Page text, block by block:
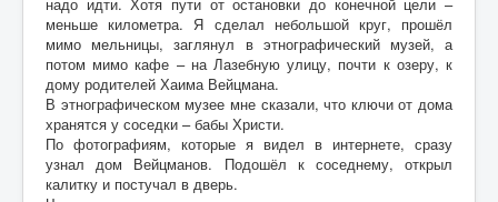
меньше километра. Я сделал небольшой круг, прошёл
мимо мельницы, заглянул в этнографический музей, а
потом мимо кафе – на Лазебную улицу, почти к озеру, к
дому родителей Хаима Вейцмана.
В этнографическом музее мне сказали, что ключи от дома
хранятся у соседки – бабы Христи.
По фотографиям, которые я видел в интернете, сразу
узнал дом Вейцманов. Подошёл к соседнему, открыл
калитку и постучал в дверь.